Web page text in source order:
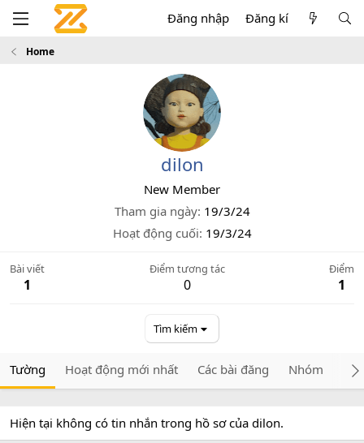
Đăng nhập Đăng kí
Home
dilon
New Member
Tham gia ngày 19/3/24
Hoạt động cuối 19/3/24
Bài viết
1
Điểm tương tác
0
Điểm
1
Tìm kiếm
Tường Hoạt động mới nhất Các bài đăng Nhóm
Hiện tại không có tin nhắn trong hồ sơ của dilon.